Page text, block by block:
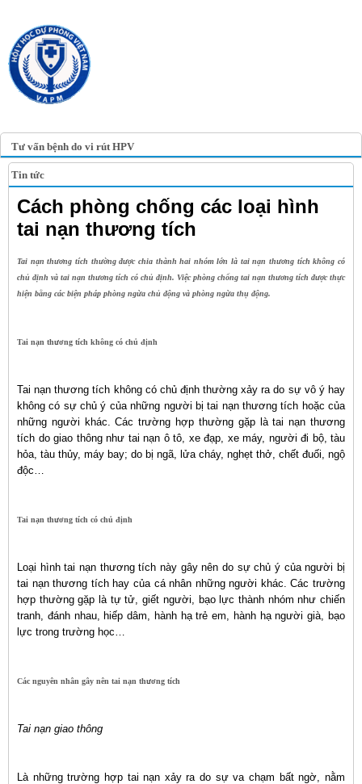
Tư vấn bệnh do vi rút HPV
Tin tức
Cách phòng chống các loại hình
tai nạn thương tích
Tai nạn thương tích thường được chia thành hai nhóm lớn là tai nạn thương tích không có
chủ định và tai nạn thương tích có chủ định. Việc phòng chống tai nạn thương tích được thực
hiện bằng các biện pháp phòng ngừa chủ động và phòng ngừa thụ động.
Tai nạn thương tích không có chủ định
Tai nạn thương tích không có chủ định thường xảy ra do sự vô ý hay
không có sự chủ ý của những người bị tai nạn thương tích hoặc của
những người khác. Các trường hợp thường gặp là tai nạn thương
tích do giao thông như tai nạn ô tô, xe đạp, xe máy, người đi bộ, tàu
hỏa, tàu thủy, máy bay; do bị ngã, lửa cháy, nghẹt thở, chết đuối, ngộ
độc…
Tai nạn thương tích có chủ định
Loại hình tai nạn thương tích này gây nên do sự chủ ý của người bị
tai nạn thương tích hay của cá nhân những người khác. Các trường
hợp thường gặp là tự tử, giết người, bạo lực thành nhóm như chiến
tranh, đánh nhau, hiếp dâm, hành hạ trẻ em, hành hạ người già, bạo
lực trong trường học…
Các nguyên nhân gây nên tai nạn thương tích
Tai nạn giao thông
Là những trường hợp tai nạn xảy ra do sự va chạm bất ngờ, nằm